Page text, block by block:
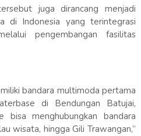
juga dirancang menjadi
di Indonesia yang terintegrasi
pengembangan fasilitas
bandara multimoda pertama
di Bendungan Batujai,
bisa menghubungkan bandara
wisata, hingga Gili Trawangan,”